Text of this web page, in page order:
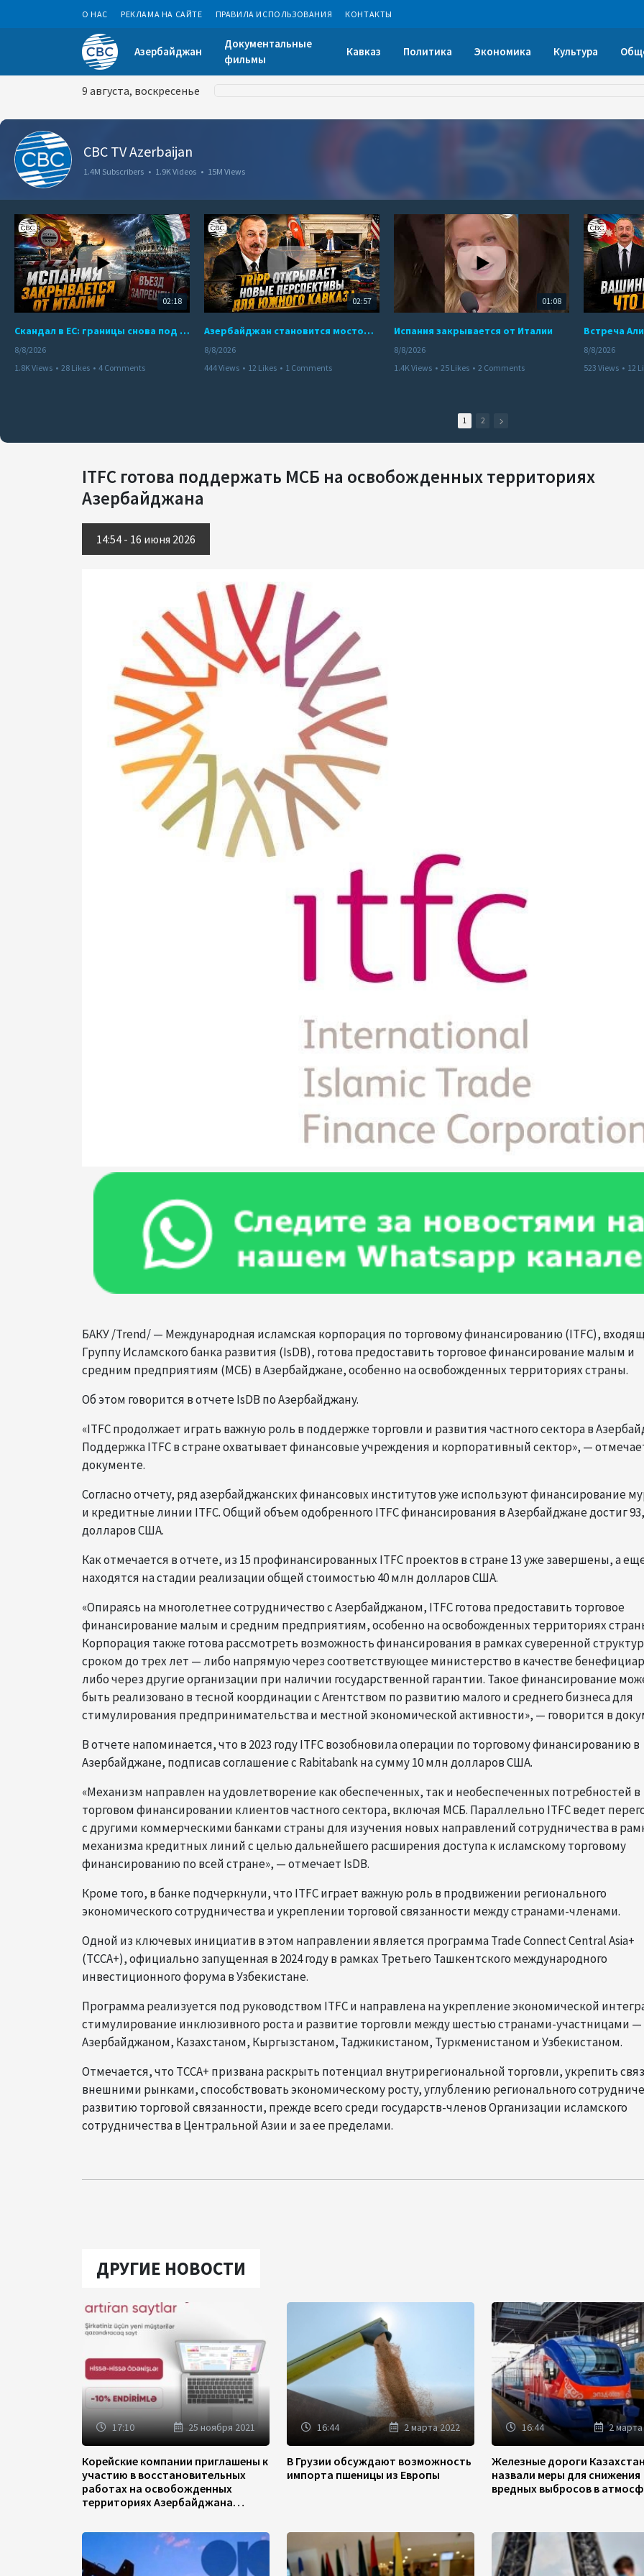
О НАС РЕКЛАМА НА САЙТЕ ПРАВИЛА ИСПОЛЬЗОВАНИЯ КОНТАКТЫ
Азербайджан
Документальные
фильмы
Кавказ Политика Экономика Культура
9 августа, воскресенье
CBC TV Azerbaijan
1.4M Subscribers • 1.9K Videos • 15M Views
02:18
Скандал в ЕС: границы снова под контролем
8/8/2026
1.8K Views • 28 Likes • 4 Comments
02:57
Азербайджан становится мостом между Востоком и Западом
8/8/2026
444 Views • 12 Likes • 1 Comments
01:08
Испания закрывается от Италии
8/8/2026
1.4K Views • 25 Likes • 2 Comments
8/8/2026
523 Views • 12
1 2
ITFC готова поддержать МСБ на освобожденных территориях
Азербайджана
14:54 - 16 июня 2026
БАКУ /Trend/ — Международная исламская корпорация по торговому финансированию (ITFC),
Группу Исламского банка развития (IsDB), готова предоставить торговое финансирование малым и
средним предприятиям (МСБ) в Азербайджане, особенно на освобожденных территориях страны.
Об этом говорится в отчете IsDB по Азербайджану.
«ITFC продолжает играть важную роль в поддержке торговли и развития частного сектора в
Поддержка ITFC в стране охватывает финансовые учреждения и корпоративный сектор», —
документе.
Согласно отчету, ряд азербайджанских финансовых институтов уже используют финансирование
и кредитные линии ITFC. Общий объем одобренного ITFC финансирования в Азербайджане достиг
долларов США.
Как отмечается в отчете, из 15 профинансированных ITFC проектов в стране 13 уже завершены, а
находятся на стадии реализации общей стоимостью 40 млн долларов США.
«Опираясь на многолетнее сотрудничество с Азербайджаном, ITFC готова предоставить торговое
финансирование малым и средним предприятиям, особенно на освобожденных территориях
Корпорация также готова рассмотреть возможность финансирования в рамках суверенной
сроком до трех лет — либо напрямую через соответствующее министерство в качестве
либо через другие организации при наличии государственной гарантии. Такое финансирование
быть реализовано в тесной координации с Агентством по развитию малого и среднего бизнеса для
стимулирования предпринимательства и местной экономической активности», — говорится в
В отчете напоминается, что в 2023 году ITFC возобновила операции по торговому финансированию в
Азербайджане, подписав соглашение с Rabitabank на сумму 10 млн долларов США.
«Механизм направлен на удовлетворение как обеспеченных, так и необеспеченных потребностей в
торговом финансировании клиентов частного сектора, включая МСБ. Параллельно ITFC ведет
с другими коммерческими банками страны для изучения новых направлений сотрудничества в
механизма кредитных линий с целью дальнейшего расширения доступа к исламскому торговому
финансированию по всей стране», — отмечает IsDB.
Кроме того, в банке подчеркнули, что ITFC играет важную роль в продвижении регионального
экономического сотрудничества и укреплении торговой связанности между странами-членами.
Одной из ключевых инициатив в этом направлении является программа Trade Connect Central Asia+
(TCCA+), официально запущенная в 2024 году в рамках Третьего Ташкентского международного
инвестиционного форума в Узбекистане.
Программа реализуется под руководством ITFC и направлена на укрепление экономической
стимулирование инклюзивного роста и развитие торговли между шестью странами-участницами —
Азербайджаном, Казахстаном, Кыргызстаном, Таджикистаном, Туркменистаном и Узбекистаном.
Отмечается, что TCCA+ призвана раскрыть потенциал внутрирегиональной торговли, укрепить
внешними рынками, способствовать экономическому росту, углублению регионального
развитию торговой связанности, прежде всего среди государств-членов Организации исламского
сотрудничества в Центральной Азии и за ее пределами.
ДРУГИЕ НОВОСТИ
17:10 25 ноября 2021
Корейские компании приглашены к
участию в восстановительных
работах на освобожденных
территориях Азербайджана
16:44 2 марта 2022
В Грузии обсуждают возможность
импорта пшеницы из Европы
16:44 2 марта
Железные дороги
назвали меры для снижения
вредных выбросов в